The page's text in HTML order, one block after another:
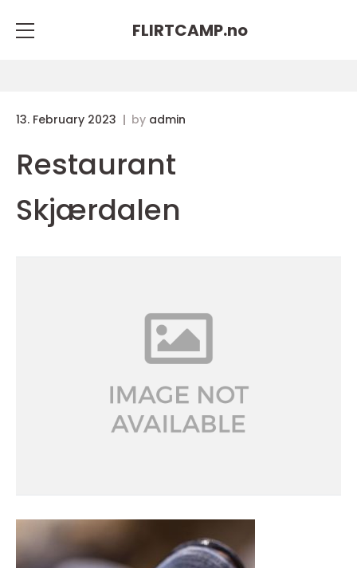
FLIRTCAMP.no
13. February 2023 by admin
Restaurant
Skjærdalen